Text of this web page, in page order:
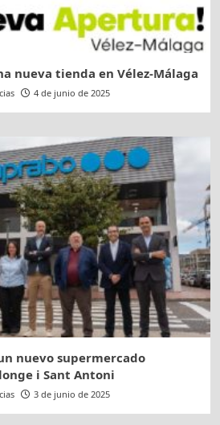
nueva tienda en Vélez-Málaga
4 de junio de 2025
nuevo supermercado
i Sant Antoni
3 de junio de 2025